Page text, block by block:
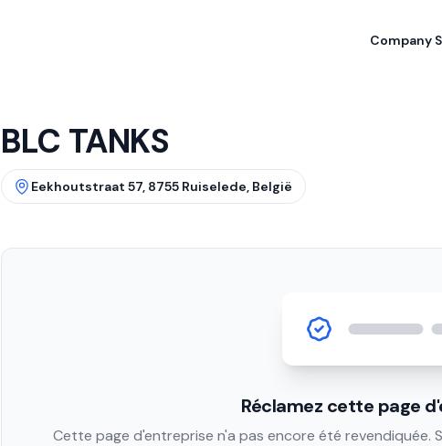
Company
BLC TANKS
Eekhoutstraat 57, 8755 Ruiselede, België
Réclamez cette page
Cette page d'entreprise n'a pas encore été revendiquée.